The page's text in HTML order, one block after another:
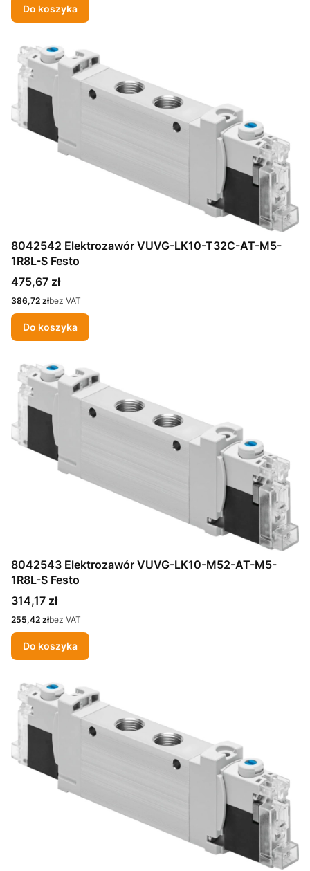
Do koszyka
8042542 Elektrozawór VUVG-LK10-T32C-AT-M5-
1R8L-S Festo
Cena
475,67 zł
Cena
386,72 złbez VAT
Do koszyka
8042543 Elektrozawór VUVG-LK10-M52-AT-M5-
1R8L-S Festo
Cena
314,17 zł
Cena
255,42 złbez VAT
Do koszyka